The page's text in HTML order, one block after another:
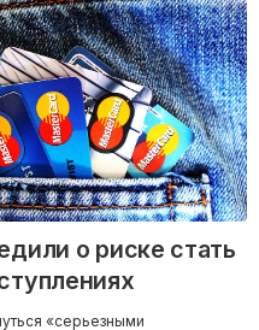
о риске стать
«серьезными